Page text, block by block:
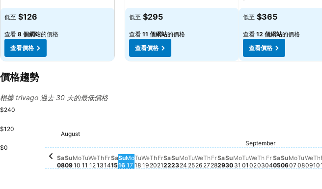
低至 $126
查看 8 個網站的價格
查看價格
低至 $295
查看 11 個網站的價格
查看價格
低至 $365
查看 12 個網站的價格
查看價格
價格趨勢
根據 trivago 過去 30 天的最低價格
$240
$120
$0
Saturday, August 08
$240
August
Sa
08
Su
09
Mo
10
Tu
11
We
12
Th
13
Fr
14
Sa
15
Su
16
Mo
17
Tu
18
We
19
Th
20
Fr
21
Sa
22
Su
23
Monday, August 24
Mo
24
Tuesday, August 25
Tu
25
Wednesday, August 26
We
26
Thursday, August 27
Th
27
Friday, August 28
Fr
28
Sa
29
Sunday, August 30
$167
Su
30
Monday, August 31
$167
Mo
31
Tuesday, September
$149
September
Tu
01
Wednesday,
$145
We
02
Thursday,
$145
Th
03
Friday,
$181
Fr
04
Sa
05
Su
06
$145
Mo
07
$146
Tu
08
We
09
Th
10